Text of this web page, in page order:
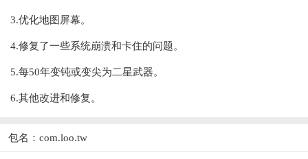
3.优化地图屏幕。
4.修复了一些系统崩溃和卡住的问题。
5.每50年变钝或变尖为二星武器。
6.其他改进和修复。
包名：com.loo.tw